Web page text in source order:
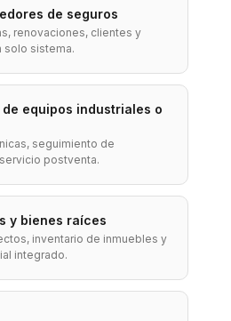
de seguros
renovaciones, clientes y
solo sistema.
equipos industriales o
seguimiento de
postventa.
y bienes raíces
inventario de inmuebles y
integrado.